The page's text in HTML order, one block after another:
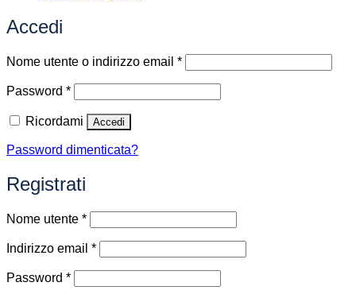
Accedi
Nome utente o indirizzo email *Richiesto
Password *Richiesto
Ricordami Accedi
Password dimenticata?
Registrati
Nome utente *Richiesto
Indirizzo email *Richiesto
Password *Richiesto